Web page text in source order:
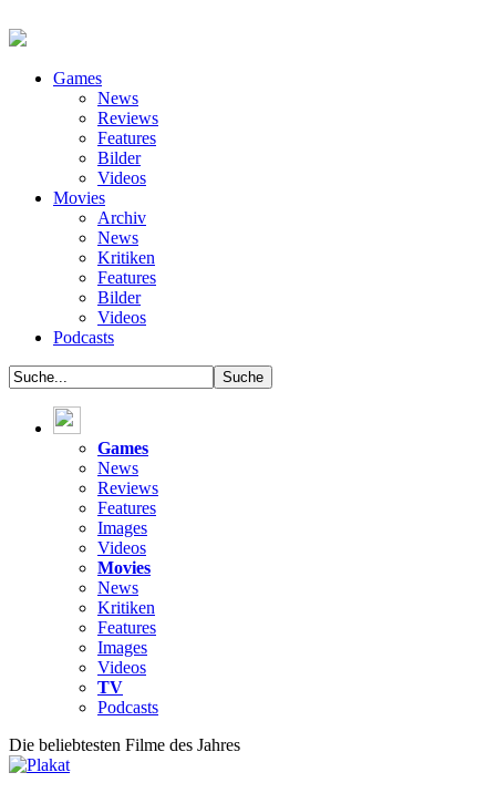
Games
News
Reviews
Features
Bilder
Videos
Movies
Archiv
News
Kritiken
Features
Bilder
Videos
Podcasts
Games
News
Reviews
Features
Images
Videos
Movies
News
Kritiken
Features
Images
Videos
TV
Podcasts
Die beliebtesten Filme des Jahres